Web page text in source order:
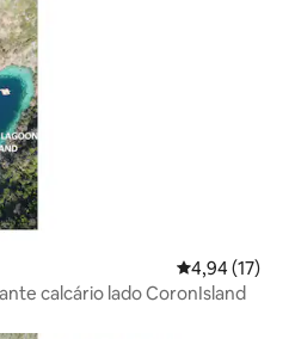
Classificação
4,94 (17)
calcário lado CoronIsland